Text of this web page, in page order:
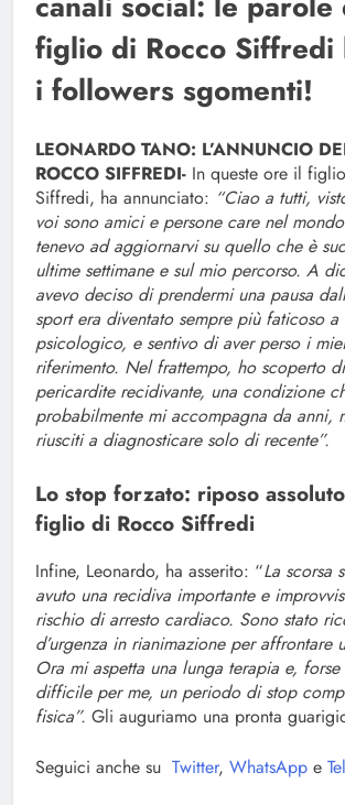
figlio di Rocco Siffredi
i followers sgomenti!
LEONARDO TANO: L’ANNUNCIO
ROCCO SIFFREDI- In queste ore il
Siffredi, ha annunciato: “Ciao a tutti,
voi sono amici e persone care nel
tenevo ad aggiornarvi su quello che è
ultime settimane e sul mio percorso. A
avevo deciso di prendermi una pausa
sport era diventato sempre più faticoso
psicologico, e sentivo di aver perso i
riferimento. Nel frattempo, ho scoperto
pericardite recidivante, una condizione
probabilmente mi accompagna da anni,
riusciti a diagnosticare solo di recente”.
Lo stop forzato: riposo
figlio di Rocco Siffredi
Infine, Leonardo, ha asserito: “La scorsa
avuto una recidiva importante e
rischio di arresto cardiaco. Sono stato
d’urgenza in rianimazione per affrontare
Ora mi aspetta una lunga terapia e,
difficile per me, un periodo di stop
fisica”. Gli auguriamo una pronta
Seguici anche su Twitter, WhatsApp e